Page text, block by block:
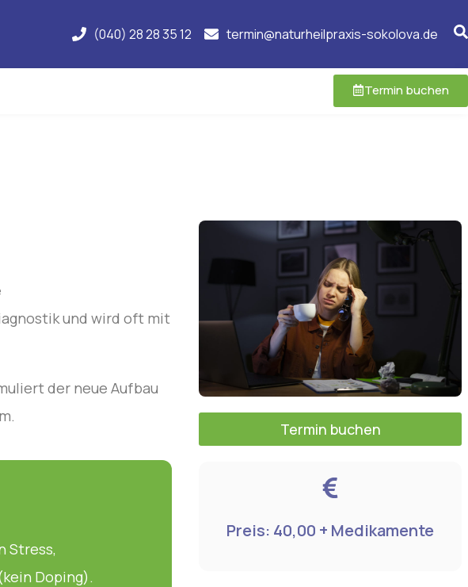
(040) 28 28 35 12 termin@naturheilpraxis-sokolova.de
Termin buchen
und wird oft mit
der neue Aufbau
Stress,
Doping).
Termin buchen
Preis: 40,00 + Medikamente